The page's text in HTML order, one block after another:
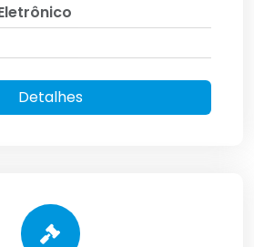
Detalhes